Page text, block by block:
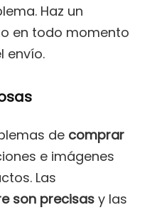
Haz un
en todo momento
envío.
de comprar
e imágenes
Las
son precisas y las